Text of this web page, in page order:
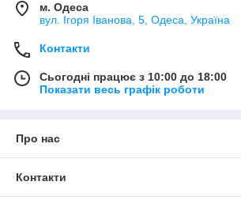
м. Одеса
вул. Ігоря Іванова, 5, Одеса, Україна
Контакти
Сьогодні працює з 10:00 до 18:00
Показати весь графік роботи
Про нас
Контакти